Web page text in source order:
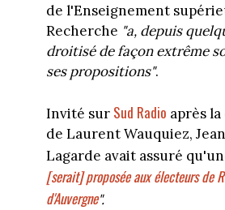
de l'Enseignement
Recherche "a, depuis
droitisé de façon extrême
ses propositions".
Invité sur Sud Radio après
de Laurent Wauquiez,
Lagarde avait assuré
[serait] proposée aux électeurs de
d'Auvergne".